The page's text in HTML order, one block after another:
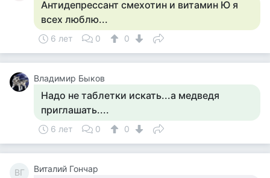
Антидепрессант смехотин и витамин Ю я
всех люблю...
6 лет 0 0
Владимир Быков
Надо не таблетки искать...а медведя
приглашать....
6 лет 0 0
ВГ Виталий Гончар